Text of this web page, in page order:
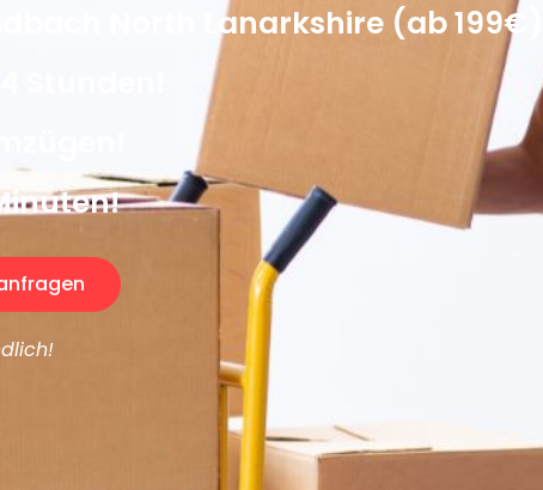
North Lanarkshire (ab 199€)
Stunden!